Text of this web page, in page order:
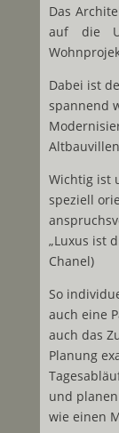
Das
auf die
Dabei ist
spannend
Wichtig ist
speziell
„Luxus ist
Chanel)
So
auch eine
auch das
Planung
und
wie einen